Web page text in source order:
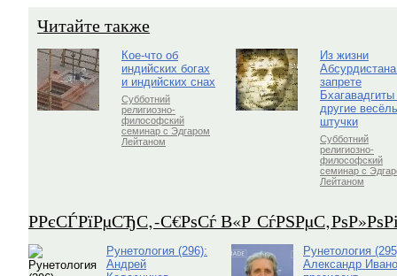
Читайте также
Кое-что об
индийских богах
и индийских снах
Субботний
религиозно-
философский
семинар с Эдгаром
Лейтаном
Из жизни
запрете
Бхагавадгиты
другие
штучки
Субботний
религиозно-
философский
семинар с
Лейтаном
Р­РєСЃРїРµСЂС‚-С€РѕСѓ В«Р
Рунетология (296):
Андрей
Рунетология
Александр